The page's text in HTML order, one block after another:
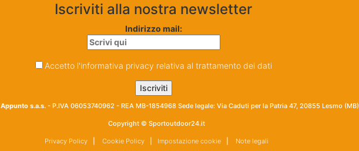
Iscriviti alla nostra newsletter
Indirizzo mail:
Accetto l'informativa privacy relativa al trattamento dei dati
Appunto s.a.s. - P.IVA 06053740962 - REA MB-1854968 Sede legale: Via Caduti per la Patria 47, 20855 Lesmo (MB)
Copyright © Sportoutdoor24.it
Privacy Policy| Cookie Policy| Impostazione cookie| Note legali